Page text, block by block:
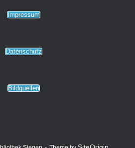
Impressum
Datenschutz
Bildquellen